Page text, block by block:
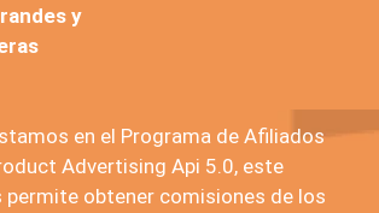
y
en el Programa de Afiliados
Advertising Api 5.0, este
permite obtener comisiones de los